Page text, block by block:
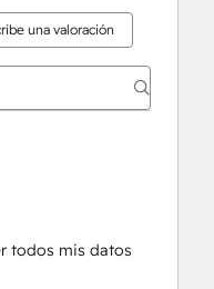
una valoración
todos mis datos